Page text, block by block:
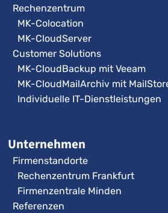
Rechenzentrum
MK-Colocation
MK-CloudServer
Customer Solutions
MK-CloudBackup mit Veeam
MK-CloudMailArchiv mit
Individuelle IT-Dienstleistungen
Unternehmen
Firmenstandorte
Rechenzentrum Frankfurt
Firmenzentrale Minden
Referenzen